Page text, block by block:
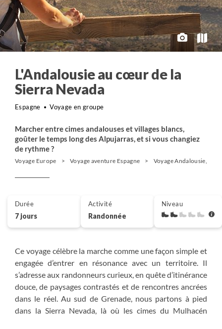
L'Andalousie au cœur de la
Sierra Nevada
Espagne Voyage en groupe
Marcher entre cimes andalouses et villages blancs,
goûter le temps long des Alpujarras, et si vous changiez
de rythme ?
Voyage Europe Voyage aventure Espagne Voyage Andalousie,
Ce voyage célèbre la marche comme une façon simple et
engagée d’entrer en résonance avec un territoire. Il
s’adresse aux randonneurs curieux, en quête d’itinérance
douce, de paysages contrastés et de rencontres ancrées
dans le réel. Au sud de Grenade, nous partons à pied
dans la Sierra Nevada, là où les cimes du Mulhacén
Durée
7 jours
Activité
Randonnée
Niveau